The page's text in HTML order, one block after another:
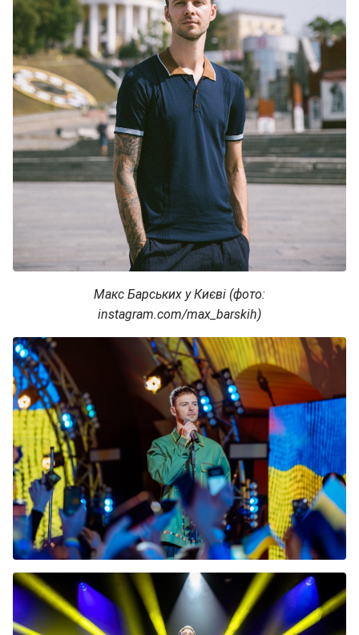
Макс Барських у Києві (фото:
instagram.com/max_barskih)